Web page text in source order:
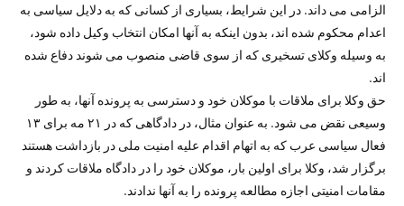
الزامی می داند. در این شرایط، بسیاری از کسانی که به دلایل سیاسی به
اعدام محکوم شده اند، بدون اینکه به آنها امکان انتخاب وکیل داده شود،
به وسیله وکلای تسخیری که از سوی قاضی منصوب می شوند دفاع شده
اند.
حق وکلا برای ملاقات با موکلان خود و دسترسی به پرونده آنها، به طور
وسیعی نقض می شود. به عنوان مثال، در دادگاهی که در ۲۱ مه برای ۱۳
فعال سیاسی عرب که به اتهام اقدام علیه امنیت ملی در بازداشت هستند
برگزار شد، وکلا برای اولین بار، موکلان خود را در دادگاه ملاقات کردند و
مقامات امنیتی اجازه مطالعه پرونده را به آنها ندادند.